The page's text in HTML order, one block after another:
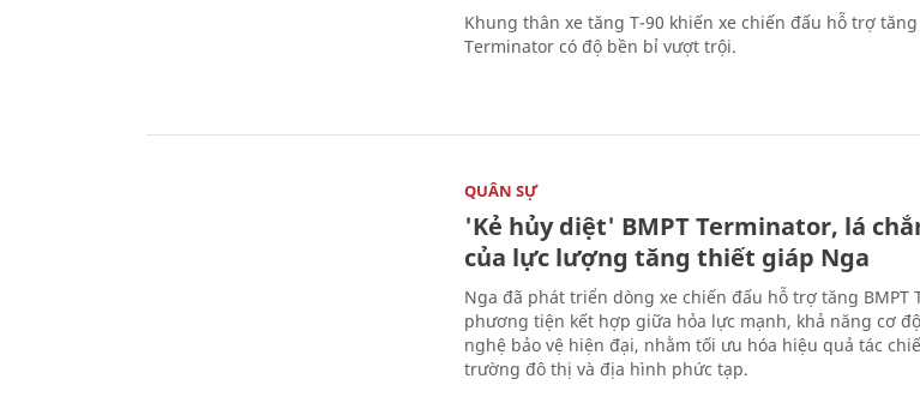
Khung thân xe tăng T-90 khiến xe chiến đấu hỗ trợ tăng
Terminator có độ bền bỉ vượt trội.
QUÂN SỰ
'Kẻ hủy diệt' BMPT Terminator, lá
của lực lượng tăng thiết giáp Nga
Nga đã phát triển dòng xe chiến đấu hỗ trợ tăng BMPT
phương tiện kết hợp giữa hỏa lực mạnh, khả năng cơ
nghệ bảo vệ hiện đại, nhằm tối ưu hóa hiệu quả tác
trường đô thị và địa hình phức tạp.